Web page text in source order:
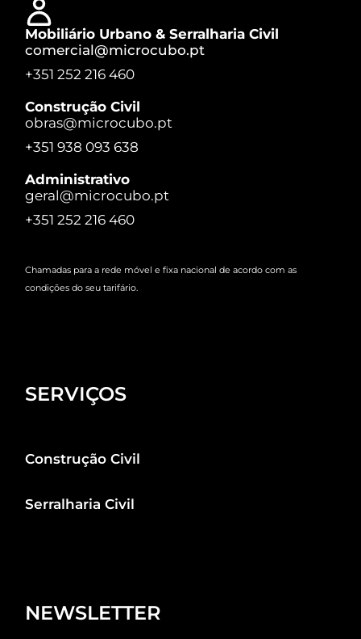
Mobiliário Urbano & Serralharia Civil
comercial@microcubo.pt
+351 252 216 460
Construção Civil
obras@microcubo.pt
+351 938 093 638
Administrativo
geral@microcubo.pt
+351 252 216 460
Chamadas para a rede móvel e fixa nacional de acordo com as
condições do seu tarifário.
SERVIÇOS
Construção Civil
Serralharia Civil
NEWSLETTER